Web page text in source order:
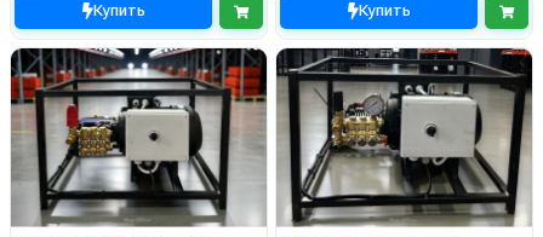
Купить Купить